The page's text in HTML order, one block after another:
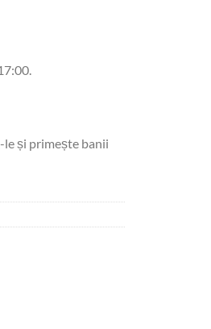
și primește banii